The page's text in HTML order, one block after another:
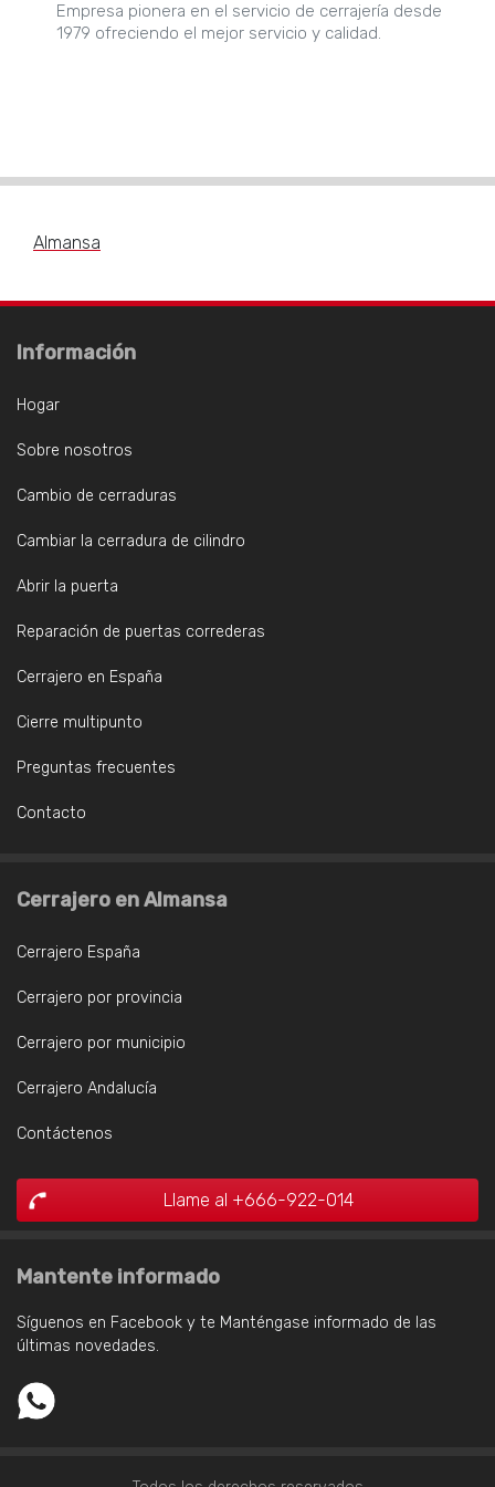
Empresa pionera en el servicio de cerrajería desde
1979 ofreciendo el mejor servicio y calidad.
Almansa
Información
Hogar
Sobre nosotros
Cambio de cerraduras
Cambiar la cerradura de cilindro
Abrir la puerta
Reparación de puertas correderas
Cerrajero en España
Cierre multipunto
Preguntas frecuentes
Contacto
Cerrajero en Almansa
Cerrajero España
Cerrajero por provincia
Cerrajero por municipio
Cerrajero Andalucía
Contáctenos
Llame al +666-922-014
Mantente informado
Síguenos en Facebook y te Manténgase informado de las
últimas novedades.